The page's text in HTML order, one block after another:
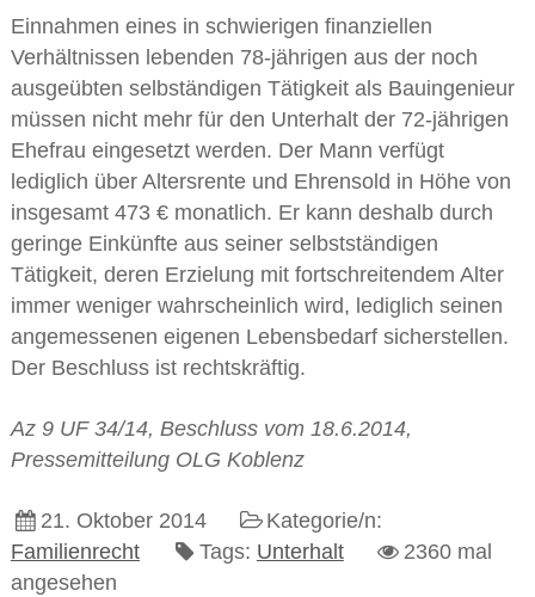
Einnahmen eines in schwierigen finanziellen
Verhältnissen lebenden 78-jährigen aus der noch
ausgeübten selbständigen Tätigkeit als Bauingenieur
müssen nicht mehr für den Unterhalt der 72-jährigen
Ehefrau eingesetzt werden. Der Mann verfügt
lediglich über Altersrente und Ehrensold in Höhe von
insgesamt 473 € monatlich. Er kann deshalb durch
geringe Einkünfte aus seiner selbstständigen
Tätigkeit, deren Erzielung mit fortschreitendem Alter
immer weniger wahrscheinlich wird, lediglich seinen
angemessenen eigenen Lebensbedarf sicherstellen.
Der Beschluss ist rechtskräftig.
Az 9 UF 34/14, Beschluss vom 18.6.2014,
Pressemitteilung OLG Koblenz
21. Oktober 2014
Kategorie/n:
Familienrecht
Tags: Unterhalt
2360 mal
angesehen